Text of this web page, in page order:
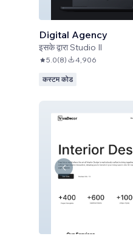
Digital Agency
इसके द्वाराStudio Il
5.0(8) 4,906
कस्टम कोड